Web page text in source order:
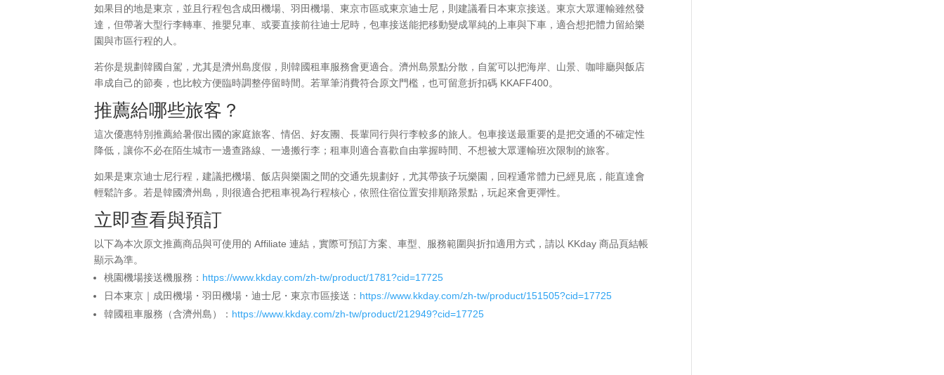
如果目的地是東京，並且行程包含成田機場、羽田機場、東京市區或東京迪士尼，則建議看日本東京接送。東京大眾運輸雖然發
達，但帶著大型行李轉車、推嬰兒車、或要直接前往迪士尼時，包車接送能把移動變成單純的上車與下車，適合想把體力留給樂
園與市區行程的人。
若你是規劃韓國自駕，尤其是濟州島度假，則韓國租車服務會更適合。濟州島景點分散，自駕可以把海岸、山景、咖啡廳與飯店
串成自己的節奏，也比較方便臨時調整停留時間。若單筆消費符合原文門檻，也可留意折扣碼 KKAFF400。
推薦給哪些旅客？
這次優惠特別推薦給暑假出國的家庭旅客、情侶、好友團、長輩同行與行李較多的旅人。包車接送最重要的是把交通的不確定性
降低，讓你不必在陌生城市一邊查路線、一邊搬行李；租車則適合喜歡自由掌握時間、不想被大眾運輸班次限制的旅客。
如果是東京迪士尼行程，建議把機場、飯店與樂園之間的交通先規劃好，尤其帶孩子玩樂園，回程通常體力已經見底，能直達會
輕鬆許多。若是韓國濟州島，則很適合把租車視為行程核心，依照住宿位置安排順路景點，玩起來會更彈性。
立即查看與預訂
以下為本次原文推薦商品與可使用的 Affiliate 連結，實際可預訂方案、車型、服務範圍與折扣適用方式，請以 KKday 商品頁結帳
顯示為準。
桃園機場接送機服務： https://www.kkday.com/zh-tw/product/1781?cid=17725
日本東京｜成田機場・羽田機場・迪士尼・東京市區接送： https://www.kkday.com/zh-tw/product/151505?cid=17725
韓國租車服務（含濟州島）： https://www.kkday.com/zh-tw/product/212949?cid=17725